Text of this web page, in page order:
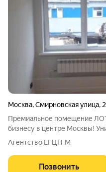
Москва,Смирновская улица,
Премиальное помещение
бизнесу в центре Москвы!
амбициозных
вниманию современное
парке
Агентство ЕГЦН-М
Позвонить